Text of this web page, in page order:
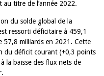
titre de l’année 2022.
du solde global de la
ressorti déficitaire à 459,1
57,8 milliards en 2021. Cette
du déficit courant (+0,3 points
la baisse des flux nets de